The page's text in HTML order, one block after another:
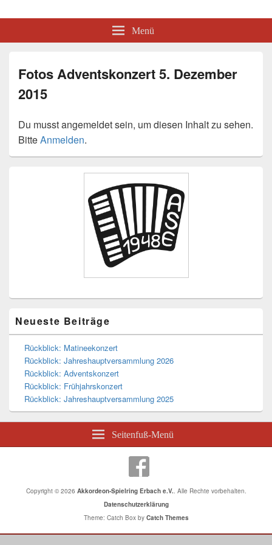
Akkordeon-Spielring Erbach e.V.
Menü
Fotos Adventskonzert 5. Dezember
2015
Du musst angemeldet sein, um diesen Inhalt zu sehen.
BitteAnmelden.
Neueste Beiträge
Rückblick: Matineekonzert
Rückblick: Jahreshauptversammlung 2026
Rückblick: Adventskonzert
Rückblick: Frühjahrskonzert
Rückblick: Jahreshauptversammlung 2025
Seitenfuß-Menü
Copyright © 2026 Akkordeon-Spielring Erbach e.V. . Alle Rechte vorbehalten.
Datenschutzerklärung
Theme: Catch Box by Catch Themes